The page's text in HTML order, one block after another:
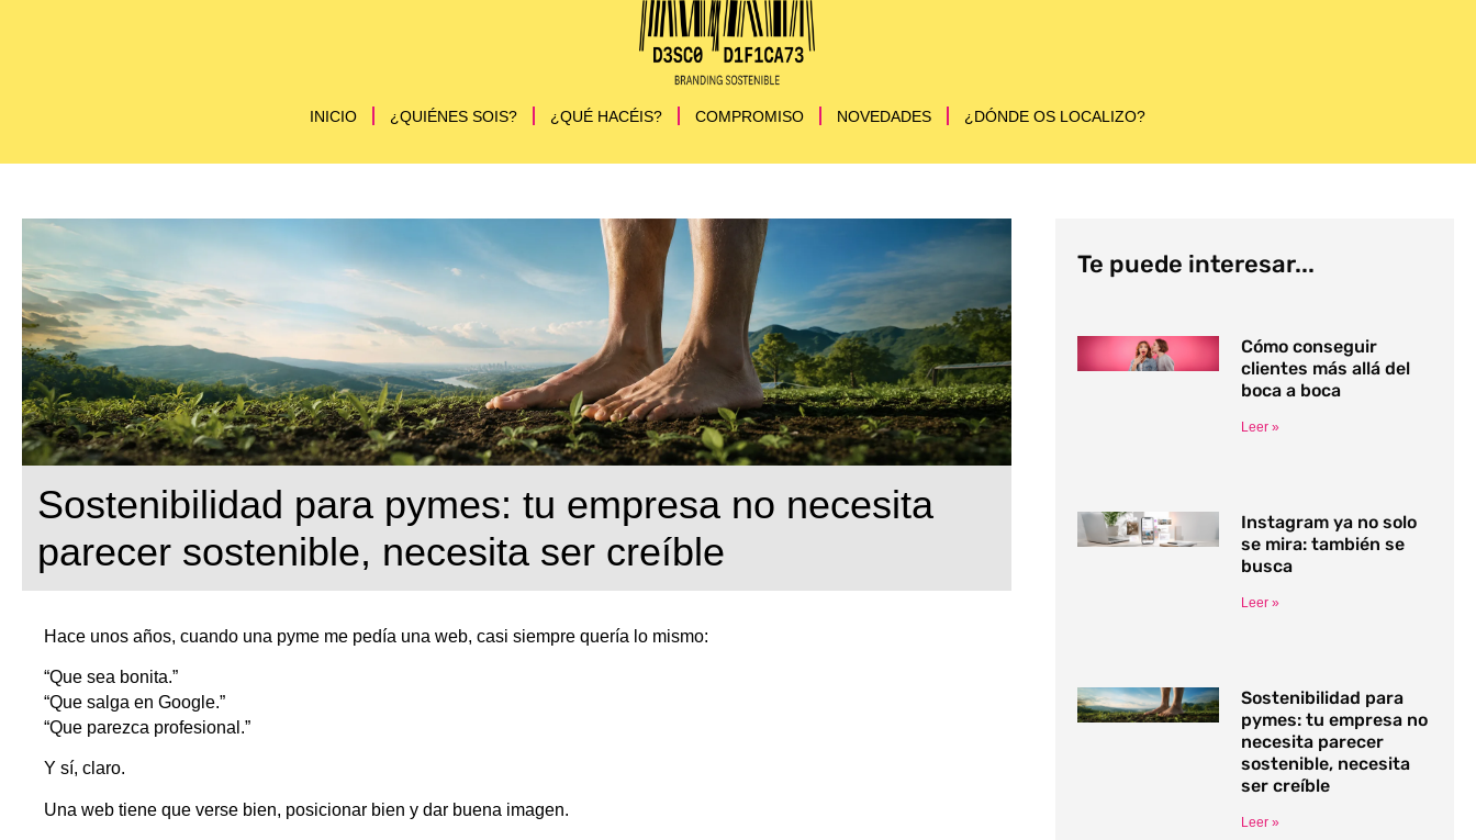
INICIO ¿QUIÉNES SOIS? ¿QUÉ HACÉIS? COMPROMISO NOVEDADES ¿DÓNDE OS LOCALIZO?
Sostenibilidad para pymes: tu empresa no necesita
parecer sostenible, necesita ser creíble
Hace unos años, cuando una pyme me pedía una web, casi siempre quería lo mismo:
“Que sea bonita.”
“Que salga en Google.”
“Que parezca profesional.”
Y sí, claro.
Una web tiene que verse bien, posicionar bien y dar buena imagen.
Te puede interesar...
Cómo conseguir
clientes más allá del
boca a boca
Leer »
Instagram ya no solo
se mira: también se
busca
Leer »
Sostenibilidad para
pymes: tu empresa no
necesita parecer
sostenible, necesita
ser creíble
Leer »